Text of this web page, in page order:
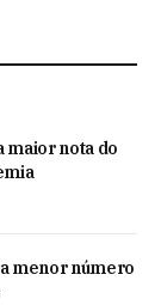
maior nota do
menor número